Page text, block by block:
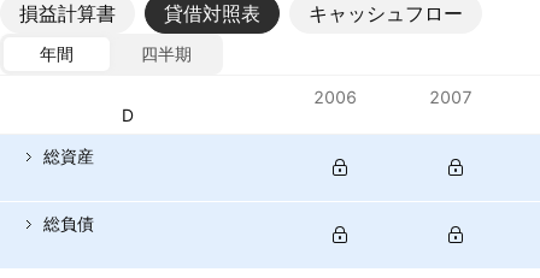
損益計算書 貸借対照表 キャッシュフロー
年間
四半期
通貨: USD
2006 2007
総資産
総負債